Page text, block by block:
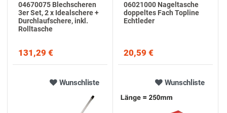
04670075 Blechscheren
3er Set, 2 x Idealschere +
Durchlaufschere, inkl.
Rolltasche
131,29 €
06021000 Nageltasche
doppeltes Fach Topline
Echtleder
20,59 €
Wunschliste Wunschliste